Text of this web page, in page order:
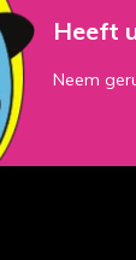
Heeft
Neem